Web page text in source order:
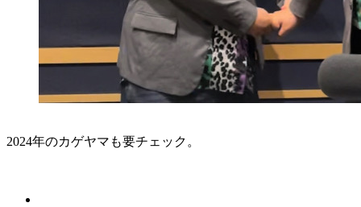
2024年のカゲヤマも要チェック。